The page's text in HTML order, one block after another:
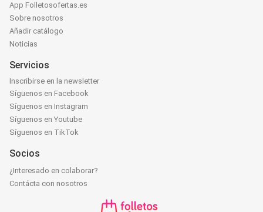
App Folletosofertas.es
Sobre nosotros
Añadir catálogo
Noticias
Servicios
Inscribirse en la newsletter
Síguenos en Facebook
Síguenos en Instagram
Síguenos en Youtube
Síguenos en TikTok
Socios
¿Interesado en colaborar?
Contácta con nosotros